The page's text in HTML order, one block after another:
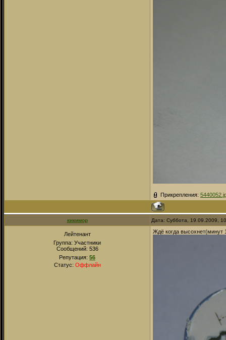
Прикрепления:
кикимор Дата: Суббота, 19.09.2009,
Лейтенант
Группа: Участники
Сообщений: 536
Репутация: 56
Статус: Оффлайн
Ждё когда